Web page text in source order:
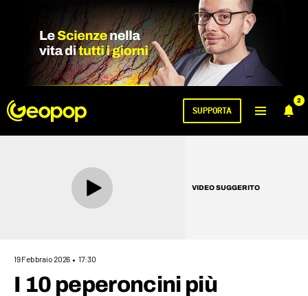
2
SUPPORTA
VIDEO SUGGERITO
19 Febbraio 2026 17:30
I 10 peperoncini più